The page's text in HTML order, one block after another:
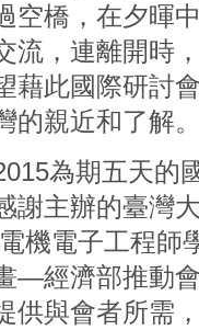
空橋，在夕暉
流，連離開時
藉此國際研討
的親近和了解
為期五天的
謝主辦的臺灣
機電子工程師
—經濟部推動
供與會者所需